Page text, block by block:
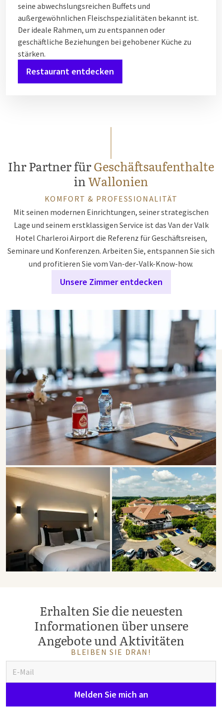
seine abwechslungsreichen Buffets und
außergewöhnlichen Fleischspezialitäten bekannt ist.
Der ideale Rahmen, um zu entspannen oder
geschäftliche Beziehungen bei gehobener Küche zu
stärken.
Restaurant entdecken
Ihr Partner fürGeschäftsaufenthalte
inWallonien
KOMFORT & PROFESSIONALITÄT
Mit seinen modernen Einrichtungen, seiner strategischen
Lage und seinem erstklassigen Service ist das Van der Valk
Hotel Charleroi Airport die Referenz für Geschäftsreisen,
Seminare und Konferenzen. Arbeiten Sie, entspannen Sie sich
und profitieren Sie vom Van-der-Valk-Know-how.
Unsere Zimmer entdecken
Erhalten Sie die neuesten
Informationen über unsere
Angebote und Aktivitäten
BLEIBEN SIE DRAN!
Melden Sie mich an